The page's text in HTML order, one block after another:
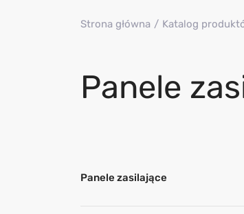
Strona główna Katalog
Panele
Panele zasilające